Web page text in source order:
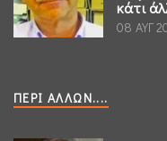
κάτι
08 ΑΥΓ
ΠΕΡΊ ΆΛΛΩΝ....